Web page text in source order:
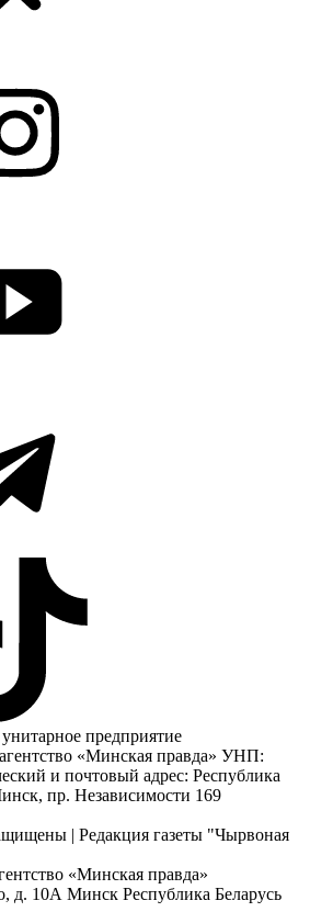
предприятие
«Минская правда» УНП:
и почтовый адрес: Республика
пр. Независимости 169
| Редакция газеты "Чырвоная
«Минская правда»
д. 10А Минск Республика Беларусь